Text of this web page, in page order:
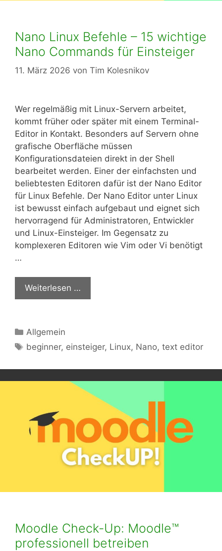
Nano Linux Befehle – 15 wichtige
Nano Commands für Einsteiger
11. März 2026 von Tim Kolesnikov
Wer regelmäßig mit Linux-Servern arbeitet,
kommt früher oder später mit einem Terminal-
Editor in Kontakt. Besonders auf Servern ohne
grafische Oberfläche müssen
Konfigurationsdateien direkt in der Shell
bearbeitet werden. Einer der einfachsten und
beliebtesten Editoren dafür ist der Nano Editor
für Linux Befehle. Der Nano Editor unter Linux
ist bewusst einfach aufgebaut und eignet sich
hervorragend für Administratoren, Entwickler
und Linux-Einsteiger. Im Gegensatz zu
komplexeren Editoren wie Vim oder Vi benötigt
…
Weiterlesen …
Kategorien
Allgemein
Schlagwörter
beginner, einsteiger, Linux, Nano,text editor
Moodle Check-Up: Moodle™
professionell betreiben